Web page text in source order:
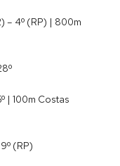
– 4º (RP) | 800m
| 100m Costas
(RP)